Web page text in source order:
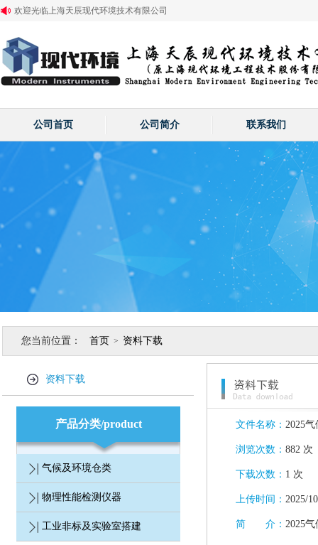
欢迎光临上海天辰现代环境技术有限公司
公司首页 公司简介 联系我们
您当前位置： 首页 > 资料下载
资料下载
产品分类/product
气候及环境仓类
物理性能检测仪器
工业非标及实验室搭建
文件名称： 2025
浏览次数： 882 次
下载次数： 1 次
上传时间： 2025/
简 介： 2025